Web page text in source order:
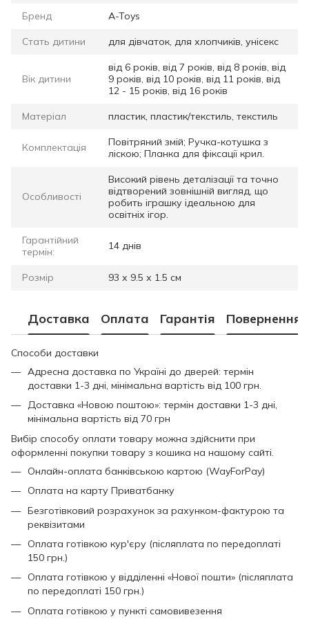
Бренд A-Toys
Стать дитини для дівчаток, для хлопчиків, унісекс
Вік дитини
від 6 років, від 7 років, від 8 років, від
9 років, від 10 років, від 11 років, від
12 - 15 років, від 16 років
Матеріал пластик, пластик/текстиль, текстиль
Комплектація
Повітряний змій; Ручка-котушка з
ліскою; Планка для фіксації крил.
Особливості
Високий рівень деталізації та точно
відтворений зовнішній вигляд, що
робить іграшку ідеальною для
освітніх ігор.
Гарантійний
термін:
14 днів
Розмір 93 х 9.5 х 1.5 см
Доставка Оплата Гарантія Повернення
Способи доставки
Адресна доставка по Україні до дверей: термін
доставки 1-3 дні, мінімальна вартість від 100 грн.
Доставка «Новою поштою»: термін доставки 1-3 дні,
мінімальна вартість від 70 грн
Вибір способу оплати товару можна здійснити при
оформленні покупки товару з кошика на нашому сайті.
Онлайн-оплата банківською картою (WayForPay)
Оплата на карту Приватбанку
Безготівковий розрахунок за рахунком-фактурою та
реквізитами
Оплата готівкою кур'єру (післяплата по передоплаті
150 грн.)
Оплата готівкою у відділенні «Нової пошти» (післяплата
по передоплаті 150 грн.)
Оплата готівкою у пункті самовивезення